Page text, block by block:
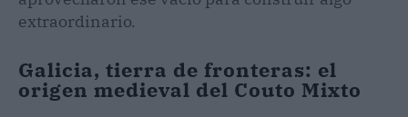
extraordinario.
Galicia, tierra de fronteras: el
origen medieval del Couto Mixto